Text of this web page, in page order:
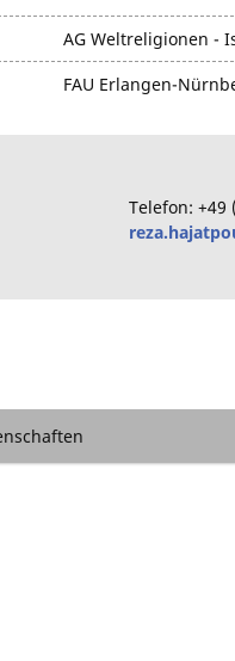
AG Weltreligionen -
FAU Erlangen-
Telefon: +49